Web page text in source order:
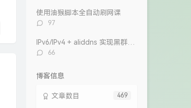
数：
使用油猴脚本全自动刷网课
评
数：
97
评
66
博客信息
469
文章数目